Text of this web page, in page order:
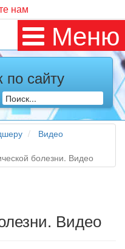
нам
Меню
по сайту
Видео
болезни. Видео
Видео